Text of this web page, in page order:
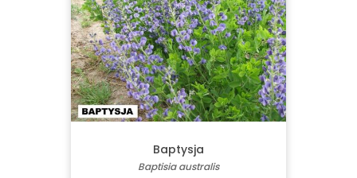
Baptysja
Baptisia australis